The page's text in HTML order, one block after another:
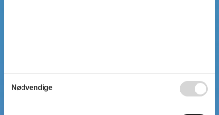
Nødvendige